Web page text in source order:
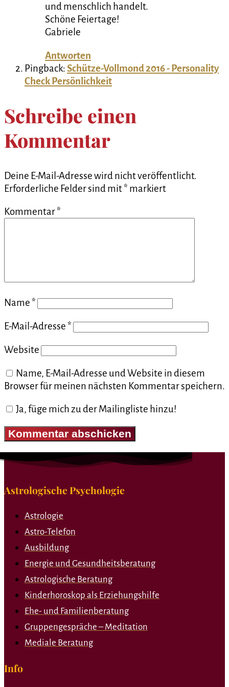
und menschlich handelt.
Schöne Feiertage!
Gabriele
Antworten
Pingback:Schütze-Vollmond 2016 - Personality
Check Persönlichkeit
Schreibe einen
Kommentar
Deine E-Mail-Adresse wird nicht veröffentlicht.
Erforderliche Felder sind mit* markiert
Kommentar*
Name*
E-Mail-Adresse*
Website
Name, E-Mail-Adresse und Website in diesem
Browser für meinen nächsten Kommentar speichern.
Ja, füge mich zu der Mailingliste hinzu!
Astrologische Psychologie
Astrologie
Astro-Telefon
Ausbildung
Energie und Gesundheitsberatung
Astrologische Beratung
Kinderhoroskop als Erziehungshilfe
Ehe- und Familienberatung
Gruppengespräche – Meditation
Mediale Beratung
Info